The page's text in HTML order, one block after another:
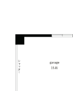
ニングテーブ
食べる人が自
ながら会話が
ームパーティ